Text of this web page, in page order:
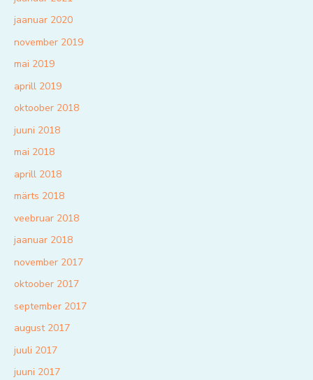
jaanuar 2020
november 2019
mai 2019
aprill 2019
oktoober 2018
juuni 2018
mai 2018
aprill 2018
märts 2018
veebruar 2018
jaanuar 2018
november 2017
oktoober 2017
september 2017
august 2017
juuli 2017
juuni 2017